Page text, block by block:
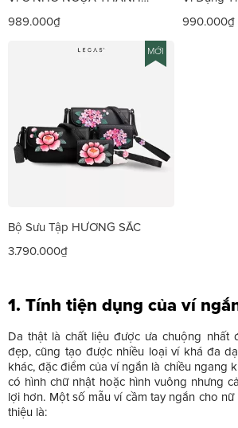
GIÓNG
989.000₫
990.000₫
MỚI
Bộ Sưu Tập HƯƠNG SẮC
3.790.000₫
1. Tính tiện dụng của ví
Da thật là chất liệu được ưa chuộng nhất
đẹp, cũng tạo được nhiều loại ví khá đa
khác, đặc điểm của ví ngắn là chiều ngang
có hình chữ nhật hoặc hình vuông nhưng
lợi hơn. Một số mẫu ví cầm tay ngắn cho
thiệu là: